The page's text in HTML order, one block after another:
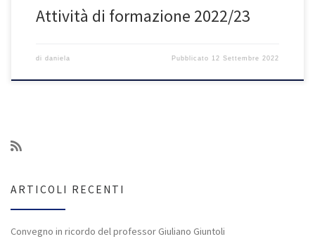
Attività di formazione 2022/23
di daniela Pubblicato 12 Settembre 2022
ARTICOLI RECENTI
Convegno in ricordo del professor Giuliano Giuntoli